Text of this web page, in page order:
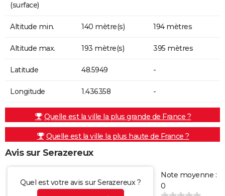
(surface)
Altitude min. 140 mètre(s) 194 mètres
Altitude max. 193 mètre(s) 395 mètres
Latitude 48.5949 -
Longitude 1.436358 -
Quelle est la ville la plus grande de France ?
Quelle est la ville la plus haute de France ?
Avis sur Serazereux
Quel est votre avis sur Serazereux ?
Note moyenne :
0